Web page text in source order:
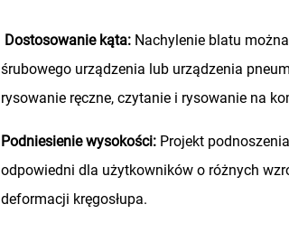
Dostosowanie kąta: Nachylenie blatu
śrubowego urządzenia lub urządzenia
rysowanie ręczne, czytanie i rysowanie na
Podniesienie wysokości: Projekt
odpowiedni dla użytkowników o różnych
deformacji kręgosłupa.